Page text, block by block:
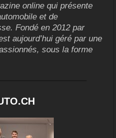
online qui présente
et de
Fondé en 2012 par
aujourd’hui géré par une
sous la forme